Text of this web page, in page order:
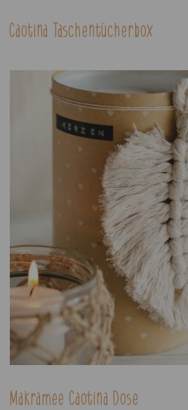
Caotina Taschentücherbox
Makramee Caotina Dose